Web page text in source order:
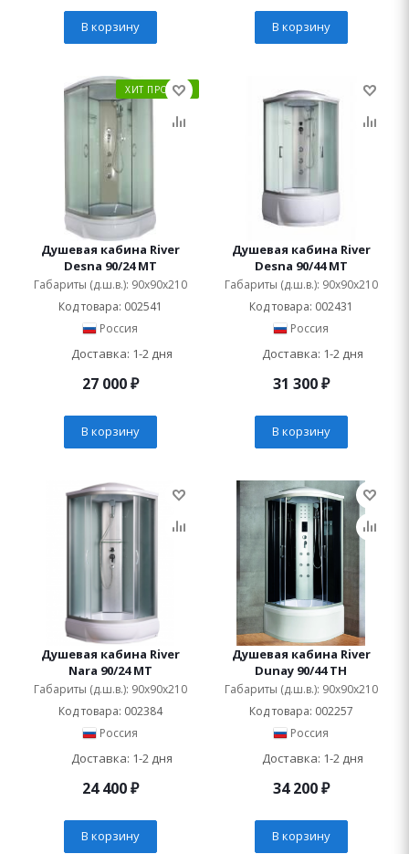
В корзину В корзину
ХИТ ПРОДАЖ
Душевая кабина River
Desna 90/24 МТ
Габариты (д.ш.в.): 90x90x210
Код товара: 002541
Россия
Доставка: 1-2 дня
27 000₽
В корзину
Душевая кабина River
Desna 90/44 МТ
Габариты (д.ш.в.): 90x90x210
Код товара: 002431
Россия
Доставка: 1-2 дня
31 300₽
В корзину
Душевая кабина River
Nara 90/24 МТ
Габариты (д.ш.в.): 90x90x210
Код товара: 002384
Россия
Доставка: 1-2 дня
24 400₽
В корзину
Душевая кабина River
Dunay 90/44 ТН
Габариты (д.ш.в.): 90x90x210
Код товара: 002257
Россия
Доставка: 1-2 дня
34 200₽
В корзину